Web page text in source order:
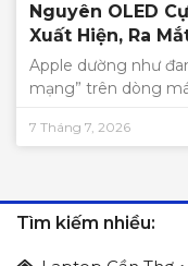
Nguyên OLED
Xuất Hiện, Ra
Apple dường như
mạng” trên dòng
7 Tháng 7, 2026
Tìm kiếm nhiều: